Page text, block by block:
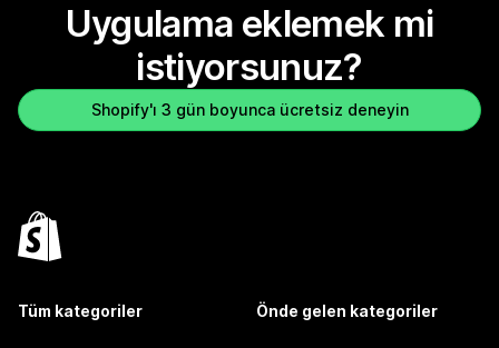
Uygulama eklemek mi
istiyorsunuz?
Shopify'ı 3 gün boyunca ücretsiz deneyin
Tüm kategoriler Önde gelen kategoriler